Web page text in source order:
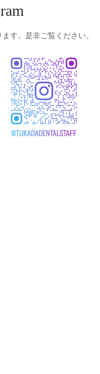
す。是非ご覧ください。